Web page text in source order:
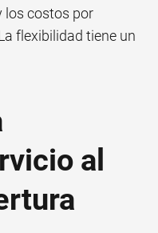
los costos por
flexibilidad tiene un
al